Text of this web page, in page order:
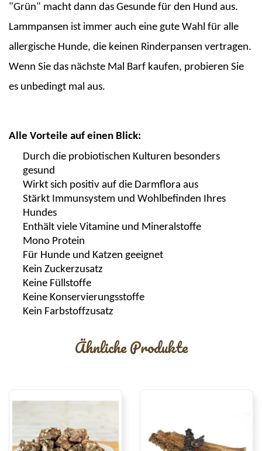
"Grün" macht dann das Gesunde für den Hund aus.
Lammpansen ist immer auch eine gute Wahl für alle
allergische Hunde, die keinen Rinderpansen vertragen.
Wenn Sie das nächste Mal Barf kaufen, probieren Sie
es unbedingt mal aus.
Alle Vorteile auf einen Blick:
Durch die probiotischen Kulturen besonders
gesund
Wirkt sich positiv auf die Darmflora aus
Stärkt Immunsystem und Wohlbefinden Ihres
Hundes
Enthält viele Vitamine und Mineralstoffe
Mono Protein
Für Hunde und Katzen geeignet
Kein Zuckerzusatz
Keine Füllstoffe
Keine Konservierungsstoffe
Kein Farbstoffzusatz
Ähnliche Produkte